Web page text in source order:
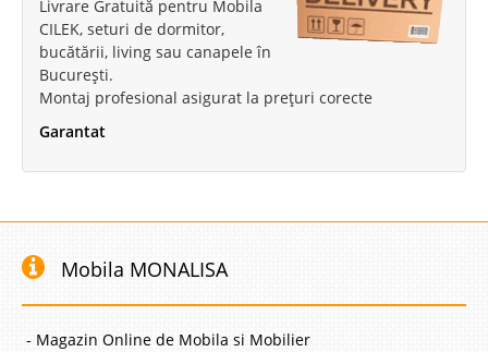
Livrare Gratuită pentru Mobila
CILEK, seturi de dormitor,
bucătării, living sau canapele în
București.
Montaj profesional asigurat la prețuri corecte
Garantat
Mobila MONALISA
- Magazin Online de Mobila si Mobilier